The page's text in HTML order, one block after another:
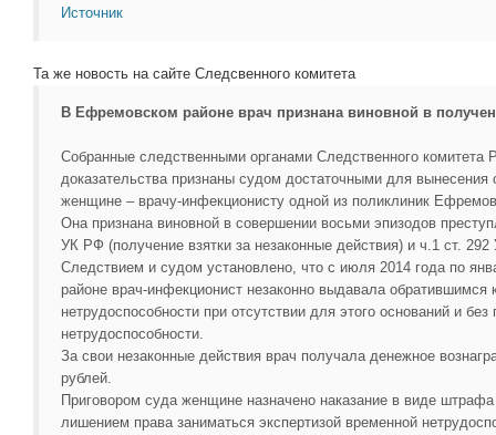
Источник
Та же новость на сайте Следсвенного комитета
В Ефремовском районе врач признана виновной в
Собранные следственными органами Следственного комитета
доказательства признаны судом достаточными для вынесения
женщине – врачу-инфекционисту одной из поликлиник
Она признана виновной в совершении восьми эпизодов
УК РФ (получение взятки за незаконные действия) и ч.1 ст.
Следствием и судом установлено, что с июля 2014 года по
районе врач-инфекционист незаконно выдавала
нетрудоспособности при отсутствии для этого оснований и
нетрудоспособности.
За свои незаконные действия врач получала денежное
рублей.
Приговором суда женщине назначено наказание в виде
лишением права заниматься экспертизой временной